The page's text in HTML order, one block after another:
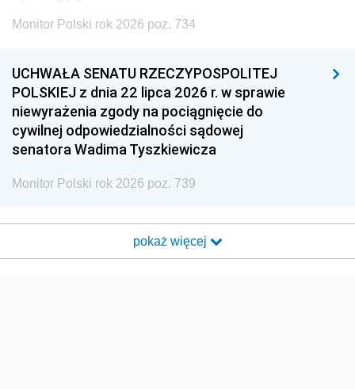
Monitor Polski rok 2026 poz. 734
UCHWAŁA SENATU RZECZYPOSPOLITEJ
POLSKIEJ z dnia 22 lipca 2026 r. w sprawie
niewyrażenia zgody na pociągnięcie do
cywilnej odpowiedzialności sądowej
senatora Wadima Tyszkiewicza
Monitor Polski rok 2026 poz. 739
pokaż więcej